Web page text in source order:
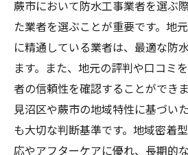
蕨市において防水工事業者を選ぶ
た業者を選ぶことが重要です。地
に精通している業者は、最適な防
ます。また、地元の評判や口コミ
者の信頼性を確認することができ
見沼区や蕨市の地域特性に基づい
も大切な判断基準です。地域密着
応やアフターケアに優れ、長期的